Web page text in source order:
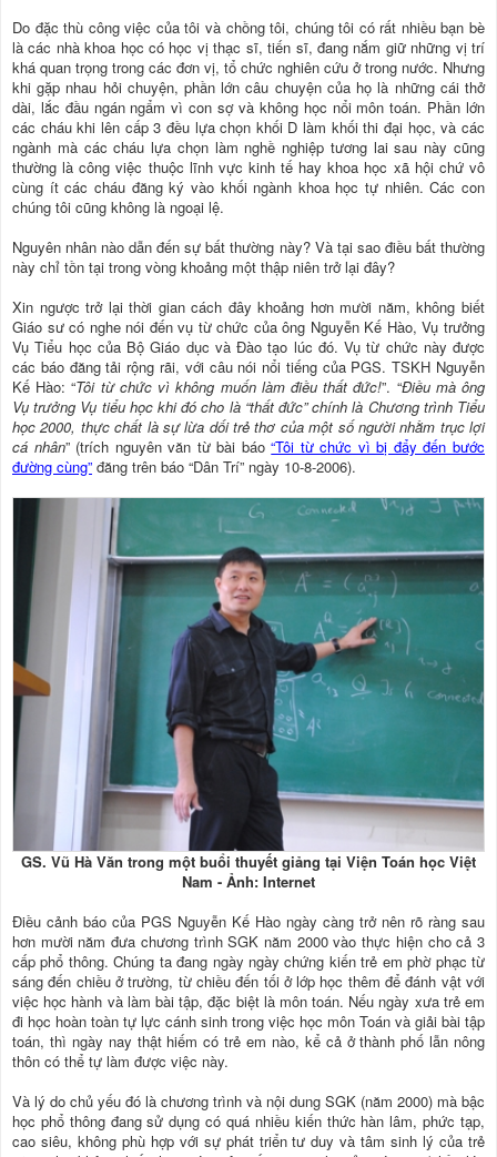
Do đặc thù công việc của tôi và chồng tôi, chúng tôi có rất nhiều bạn bè
là các nhà khoa học có học vị thạc sĩ, tiến sĩ, đang nắm giữ những vị trí
khá quan trọng trong các đơn vị, tổ chức nghiên cứu ở trong nước. Nhưng
khi gặp nhau hỏi chuyện, phần lớn câu chuyện của họ là những cái thở
dài, lắc đầu ngán ngẩm vì con sợ và không học nổi môn toán. Phần lớn
các cháu khi lên cấp 3 đều lựa chọn khối D làm khối thi đại học, và các
ngành mà các cháu lựa chọn làm nghề nghiệp tương lai sau này cũng
thường là công việc thuộc lĩnh vực kinh tế hay khoa học xã hội chứ vô
cùng ít các cháu đăng ký vào khối ngành khoa học tự nhiên. Các con
chúng tôi cũng không là ngoại lệ.
Nguyên nhân nào dẫn đến sự bất thường này? Và tại sao điều bất thường
này chỉ tồn tại trong vòng khoảng một thập niên trở lại đây?
Xin ngược trở lại thời gian cách đây khoảng hơn mười năm, không biết
Giáo sư có nghe nói đến vụ từ chức của ông Nguyễn Kế Hào, Vụ trưởng
Vụ Tiểu học của Bộ Giáo dục và Đào tạo lúc đó. Vụ từ chức này được
các báo đăng tải rộng rãi, với câu nói nổi tiếng của PGS. TSKH Nguyễn
Kế Hào: “Tôi từ chức vì không muốn làm điều thất đức!”. “Điều mà ông
Vụ trưởng Vụ tiểu học khi đó cho là “thất đức” chính là Chương trình Tiểu
học 2000, thực chất là sự lừa dối trẻ thơ của một số người nhằm trục lợi
cá nhân” (trích nguyên văn từ bài báo“Tôi từ chức vì bị đẩy đến bước
đường cùng” đăng trên báo “Dân Trí” ngày 10-8-2006).
GS. Vũ Hà Văn trong một buổi thuyết giảng tại Viện Toán học Việt
Nam - Ảnh: Internet
Điều cảnh báo của PGS Nguyễn Kế Hào ngày càng trở nên rõ ràng sau
hơn mười năm đưa chương trình SGK năm 2000 vào thực hiện cho cả 3
cấp phổ thông. Chúng ta đang ngày ngày chứng kiến trẻ em phờ phạc từ
sáng đến chiều ở trường, từ chiều đến tối ở lớp học thêm để đánh vật với
việc học hành và làm bài tập, đặc biệt là môn toán. Nếu ngày xưa trẻ em
đi học hoàn toàn tự lực cánh sinh trong việc học môn Toán và giải bài tập
toán, thì ngày nay thật hiếm có trẻ em nào, kể cả ở thành phố lẫn nông
thôn có thể tự làm được việc này.
Và lý do chủ yếu đó là chương trình và nội dung SGK (năm 2000) mà bậc
học phổ thông đang sử dụng có quá nhiều kiến thức hàn lâm, phức tạp,
cao siêu, không phù hợp với sự phát triển tư duy và tâm sinh lý của trẻ